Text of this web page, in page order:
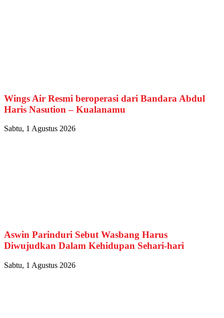
Wings Air Resmi beroperasi dari Bandara Abdul
Haris Nasution – Kualanamu
Sabtu, 1 Agustus 2026
Aswin Parinduri Sebut Wasbang Harus
Diwujudkan Dalam Kehidupan Sehari-hari
Sabtu, 1 Agustus 2026